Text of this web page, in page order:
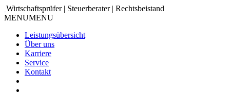
Wirtschaftsprüfer | Steuerberater | Rechtsbeistand
MENUMENU
Leistungsübersicht
Über uns
Karriere
Service
Kontakt